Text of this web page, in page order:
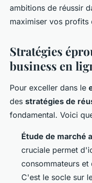
ambitions de réussir
maximiser vos profits
Stratégies
business en
Pour exceller dans le
des stratégies de
fondamental. Voici
Étude de marché
cruciale permet
consommateurs
C'est le socle sur